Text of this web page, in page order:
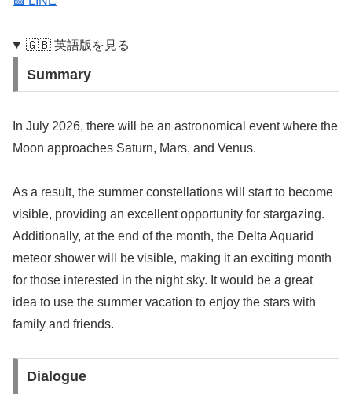
🇬🇧 英語版を見る
Summary
In July 2026, there will be an astronomical event where the
Moon approaches Saturn, Mars, and Venus.
As a result, the summer constellations will start to become
visible, providing an excellent opportunity for stargazing.
Additionally, at the end of the month, the Delta Aquarid
meteor shower will be visible, making it an exciting month
for those interested in the night sky. It would be a great
idea to use the summer vacation to enjoy the stars with
family and friends.
Dialogue